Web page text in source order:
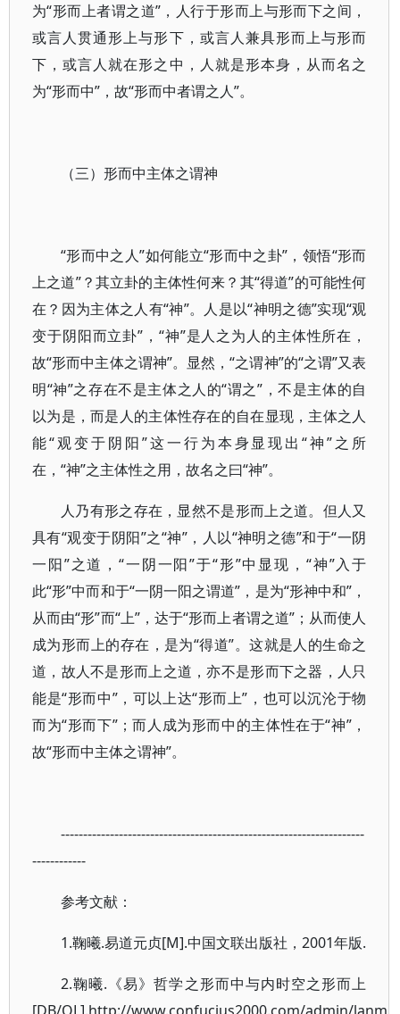
为“形而上者谓之道”，人行于形而上与形而下之间，
或言人贯通形上与形下，或言人兼具形而上与形而
下，或言人就在形之中，人就是形本身，从而名之
为“形而中”，故“形而中者谓之人”。
（三）形而中主体之谓神
“形而中之人”如何能立“形而中之卦”，领悟“形而
上之道”？其立卦的主体性何来？其“得道”的可能性何
在？因为主体之人有“神”。人是以“神明之德”实现“观
变于阴阳而立卦”，“神”是人之为人的主体性所在，
故“形而中主体之谓神”。显然，“之谓神”的“之谓”又表
明“神”之存在不是主体之人的“谓之”，不是主体的自
以为是，而是人的主体性存在的自在显现，主体之人
能“观变于阴阳”这一行为本身显现出“神”之所
在，“神”之主体性之用，故名之曰“神”。
人乃有形之存在，显然不是形而上之道。但人又
具有“观变于阴阳”之“神”，人以“神明之德”和于“一阴
一阳”之道，“一阴一阳”于“形”中显现，“神”入于
此“形”中而和于“一阴一阳之谓道”，是为“形神中和”，
从而由“形”而“上”，达于“形而上者谓之道”；从而使人
成为形而上的存在，是为“得道”。这就是人的生命之
道，故人不是形而上之道，亦不是形而下之器，人只
能是“形而中”，可以上达“形而上”，也可以沉沦于物
而为“形而下”；而人成为形而中的主体性在于“神”，
故“形而中主体之谓神”。
--------------------------------------------------------------------
------------
参考文献：
1.鞠曦.易道元贞[M].中国文联出版社，2001年版.
2.鞠曦.《易》哲学之形而中与内时空之形而上